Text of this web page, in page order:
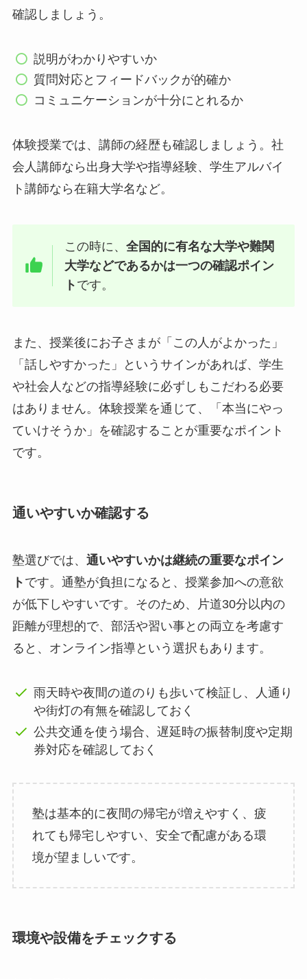
確認しましょう。
説明がわかりやすいか
質問対応とフィードバックが的確か
コミュニケーションが十分にとれるか
体験授業では、講師の経歴も確認しましょう。社
会人講師なら出身大学や指導経験、学生アルバイ
ト講師なら在籍大学名など。
この時に、全国的に有名な大学や難関
大学などであるかは一つの確認ポイン
ト です。
また、授業後にお子さまが「この人がよかった」
「話しやすかった」というサインがあれば、学生
や社会人などの指導経験に必ずしもこだわる必要
はありません。体験授業を通じて、「本当にやっ
ていけそうか」を確認することが重要なポイント
です。
通いやすいか確認する
塾選びでは、 通いやすいかは継続の重要なポイン
ト です。通塾が負担になると、授業参加への意欲
が低下しやすいです。そのため、片道30分以内の
距離が理想的で、部活や習い事との両立を考慮す
ると、オンライン指導という選択もあります。
雨天時や夜間の道のりも歩いて検証し、人通り
や街灯の有無を確認しておく
公共交通を使う場合、遅延時の振替制度や定期
券対応を確認しておく
塾は基本的に夜間の帰宅が増えやすく、疲
れても帰宅しやすい、安全で配慮がある環
境が望ましいです。
環境や設備をチェックする